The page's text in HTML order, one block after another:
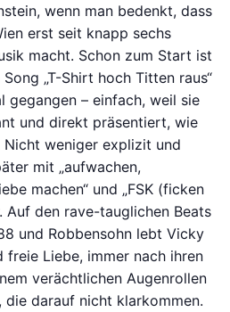
wenn man bedenkt, dass
erst seit knapp sechs
macht. Schon zum Start ist
„T-Shirt hoch Titten raus“
gegangen – einfach, weil sie
und direkt präsentiert, wie
weniger explizit und
mit „aufwachen,
machen“ und „FSK (ficken
Auf den rave-tauglichen Beats
und Robbensohn lebt Vicky
freie Liebe, immer nach ihren
verächtlichen Augenrollen
die darauf nicht klarkommen.